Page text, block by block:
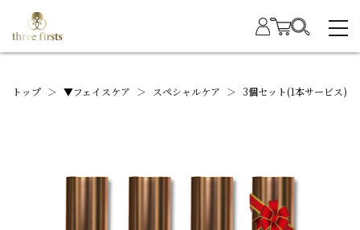
トップ ＞ ▼フェイスケア ＞ スペシャルケア ＞ 3個セット(1本サービス)